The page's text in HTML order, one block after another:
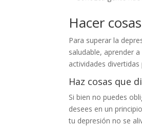
Hacer
Para superar la
saludable, aprender
actividades divertidas
Haz cosas que
Si bien no puedes
desees en un
tu depresión no se